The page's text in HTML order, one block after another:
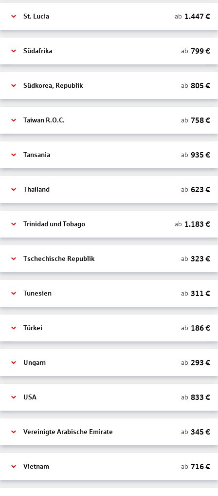
St. Lucia ab 1.447 €
Südafrika ab 799€
Südkorea, Republik ab 805 €
Taiwan R.O.C. ab 758€
Tansania ab 935 €
Thailand ab 623 €
Trinidad und Tobago ab 1.183 €
Tschechische Republik ab 323 €
Tunesien ab 311 €
Türkei ab 186€
Ungarn ab 293 €
USA ab 833 €
Vereinigte Arabische Emirate ab 345 €
Vietnam ab 716€